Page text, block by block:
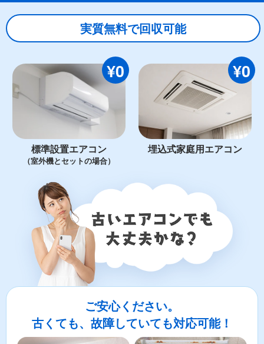
実質無料で回収可能
¥0
標準設置エアコン
（室外機とセットの場合）
¥0
埋込式家庭用エアコン
ご安心ください。
古くても、故障していても対応可能！